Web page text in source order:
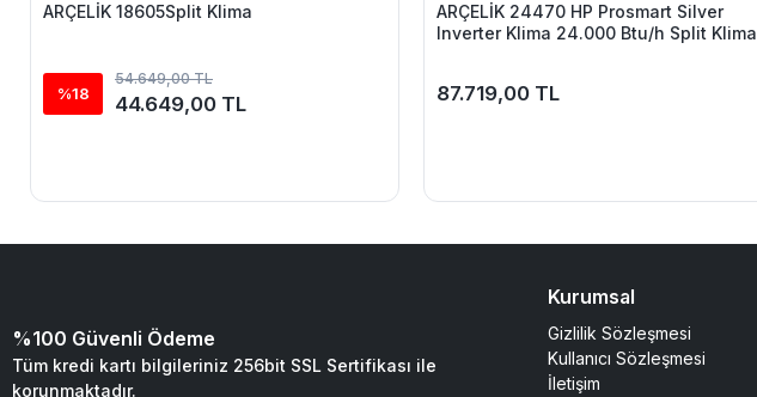
ARÇELİK 18605Split Klima
%18
54.649,00 TL
44.649,00 TL
ARÇELİK 24470 HP Prosmart Silver
Inverter Klima 24.000 Btu/h Split Klima
87.719,00 TL
%100 Güvenli Ödeme
Tüm kredi kartı bilgileriniz 256bit SSL Sertifikası ile
korunmaktadır.
Kurumsal
Gizlilik Sözleşmesi
Kullanıcı Sözleşmesi
İletişim